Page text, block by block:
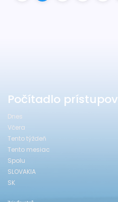
Počítadlo prístupov
Dnes
Včera
Tento týždeň
Tento mesiac
Spolu
SLOVAKIA
SK